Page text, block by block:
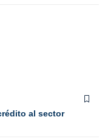
al sector